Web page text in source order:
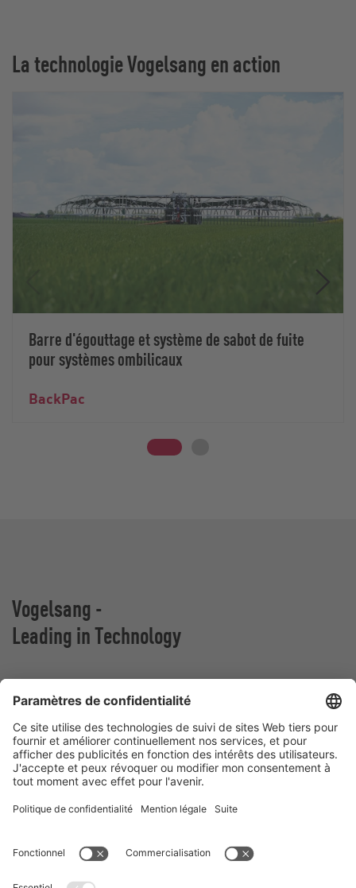
La technologie Vogelsang en action
Barre d'égouttage et système de sabot de fuite
pour systèmes ombilicaux
BackPac
Vogelsang -
Leading in Technology
Vogelsang France
Z.A. De Fontgrave
26740 Montboucher sur Jabron
France
Téléphone:+ (33) 04.75.52.74.50